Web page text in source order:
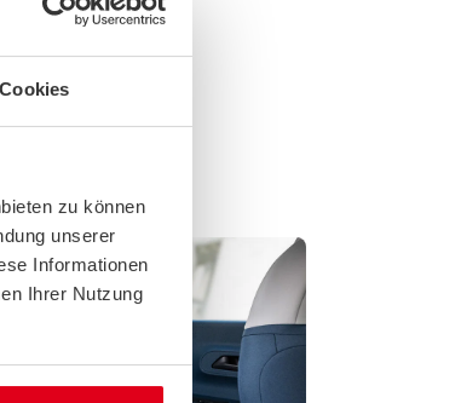
zu können
unserer
Informationen
Ihrer Nutzung